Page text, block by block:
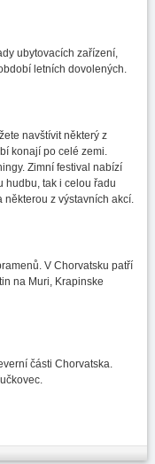
ubytovacích zařízení,
letních dovolených.
navštívit některý z
konají po celé zemi.
Zimní festival nabízí
hudbu, tak i celou řadu
z výstavních akcí.
V Chorvatsku patří
na Muri, Krapinske
části Chorvatska.